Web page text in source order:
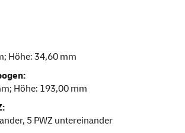
Höhe: 34,60 mm
Höhe: 193,00 mm
5 PWZ untereinander